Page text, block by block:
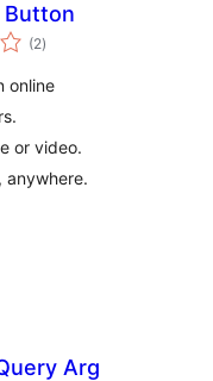
Button
(2értékelés
összesen
)
online
or video.
anywhere.
Arg